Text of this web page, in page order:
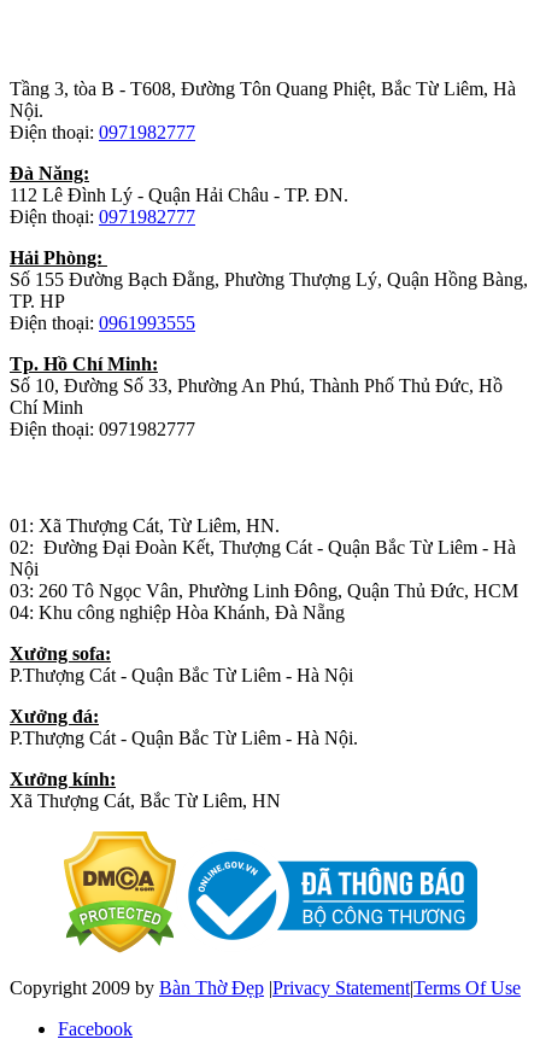
Tầng 3, tòa B - T608, Đường Tôn Quang Phiệt, Bắc Từ Liêm, Hà
Nội.
Điện thoại: 0971982777
Đà Năng:
112 Lê Đình Lý - Quận Hải Châu - TP. ĐN.
Điện thoại: 0971982777
Hải Phòng:
Số 155 Đường Bạch Đằng, Phường Thượng Lý, Quận Hồng Bàng,
TP. HP
Điện thoại: 0961993555
Tp. Hồ Chí Minh:
Số 10, Đường Số 33, Phường An Phú, Thành Phố Thủ Đức, Hồ
Chí Minh
Điện thoại: 0971982777
01: Xã Thượng Cát, Từ Liêm, HN.
02: Đường Đại Đoàn Kết, Thượng Cát - Quận Bắc Từ Liêm - Hà
Nội
03: 260 Tô Ngọc Vân, Phường Linh Đông, Quận Thủ Đức, HCM
04: Khu công nghiệp Hòa Khánh, Đà Nẵng
Xưởng sofa:
P.Thượng Cát - Quận Bắc Từ Liêm - Hà Nội
Xưởng đá:
P.Thượng Cát - Quận Bắc Từ Liêm - Hà Nội.
Xưởng kính:
Xã Thượng Cát, Bắc Từ Liêm, HN
Copyright 2009 by Bàn Thờ Đẹp |Privacy Statement|Terms Of Use
Facebook